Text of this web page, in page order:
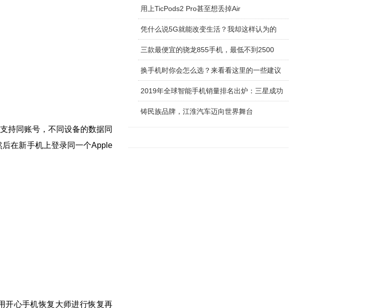
持同账号，不同设备的数据同
在新手机上登录同一个Apple
开心手机恢复大师进行恢复再
用上TicPods2 Pro甚至想丢掉Air
凭什么说5G就能改变生活？我却这样认为的
三款最便宜的骁龙855手机，最低不到2500
换手机时你会怎么选？来看看这里的一些建议
2019年全球智能手机销量排名出炉：三星成功
铸民族品牌，江淮汽车迈向世界舞台